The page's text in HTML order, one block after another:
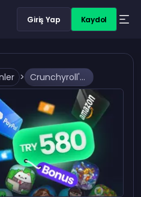
Giriş Yap Kaydol
> Crunchyroll'u Gerçekten Ücretsiz ve Uygun Fiyata Nasıl Alabilirsiniz (Reklamsız)